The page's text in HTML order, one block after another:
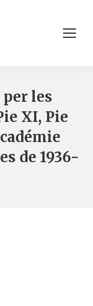
per les
XI, Pie
de 1936-